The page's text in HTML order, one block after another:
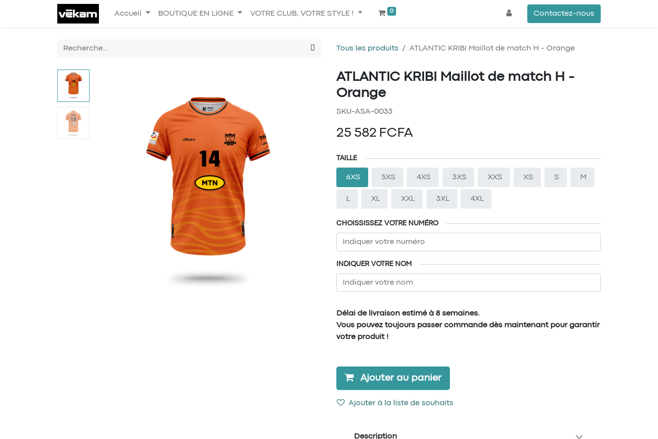
Accueil BOUTIQUE EN LIGNE VOTRE CLUB, VOTRE STYLE ! 0 Contactez-nous
Tous les produits ATLANTIC KRIBI Maillot de match H - Orange
ATLANTIC KRIBI Maillot de match H -
Orange
SKU-ASA-0033
25 582 FCFA
TAILLE
6XS 5XS 4XS 3XS XXS XS S M
L XL XXL 3XL 4XL
CHOISSISSEZ VOTRE NUMÉRO
INDIQUER VOTRE NOM
Délai de livraison estimé à 8 semaines.
Vous pouvez toujours passer commande dès maintenant pour garantir
votre produit !
Ajouter au panier
Ajouter à la liste de souhaits
Description